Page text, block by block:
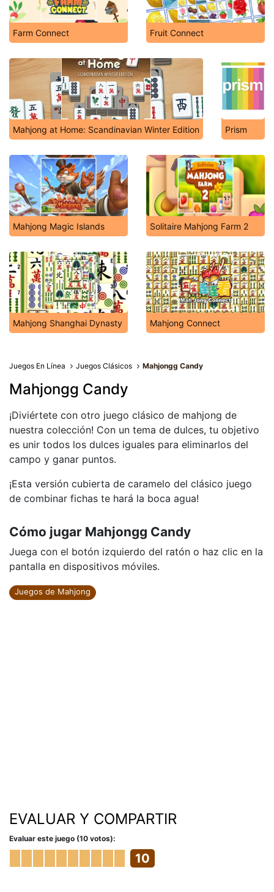
Farm Connect Fruit Connect
Mahjong at Home: Scandinavian Winter Edition Prism
Mahjong Magic Islands Solitaire Mahjong Farm 2
Mahjong Shanghai Dynasty Mahjong Connect
Juegos En Línea Juegos Clásicos Mahjongg Candy
Mahjongg Candy
¡Diviértete con otro juego clásico de mahjong de
nuestra colección! Con un tema de dulces, tu objetivo
es unir todos los dulces iguales para eliminarlos del
campo y ganar puntos.
¡Esta versión cubierta de caramelo del clásico juego
de combinar fichas te hará la boca agua!
Cómo jugar Mahjongg Candy
Juega con el botón izquierdo del ratón o haz clic en la
pantalla en dispositivos móviles.
Juegos de Mahjong
EVALUAR Y COMPARTIR
Evaluar este juego (10 votos):
10